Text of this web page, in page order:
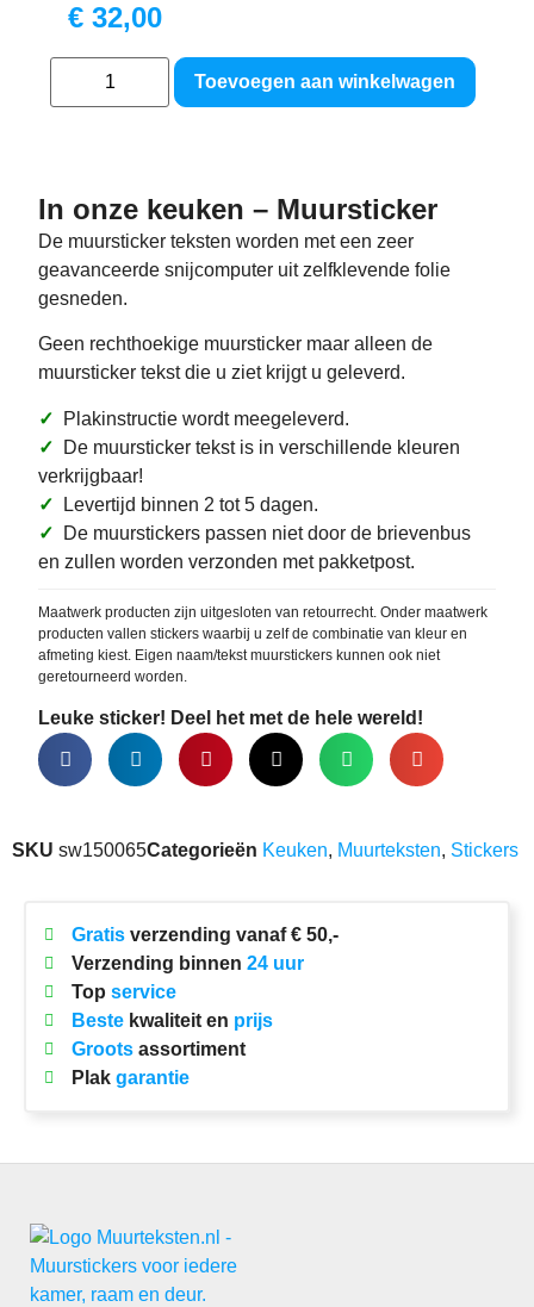
€ 32,00
Toevoegen aan winkelwagen
In onze keuken – Muursticker
De muursticker teksten worden met een zeer
geavanceerde snijcomputer uit zelfklevende folie
gesneden.
Geen rechthoekige muursticker maar alleen de
muursticker tekst die u ziet krijgt u geleverd.
✓ Plakinstructie wordt meegeleverd.
✓ De muursticker tekst is in verschillende kleuren
verkrijgbaar!
✓ Levertijd binnen 2 tot 5 dagen.
✓ De muurstickers passen niet door de brievenbus
en zullen worden verzonden met pakketpost.
Maatwerk producten zijn uitgesloten van retourrecht. Onder maatwerk
producten vallen stickers waarbij u zelf de combinatie van kleur en
afmeting kiest. Eigen naam/tekst muurstickers kunnen ook niet
geretourneerd worden.
Leuke sticker! Deel het met de hele wereld!
SKU sw150065Categorieën Keuken, Muurteksten, Stickers
Gratisverzending vanaf € 50,-
Verzending binnen 24 uur
Top service
Bestekwaliteit en prijs
Grootsassortiment
Plak garantie